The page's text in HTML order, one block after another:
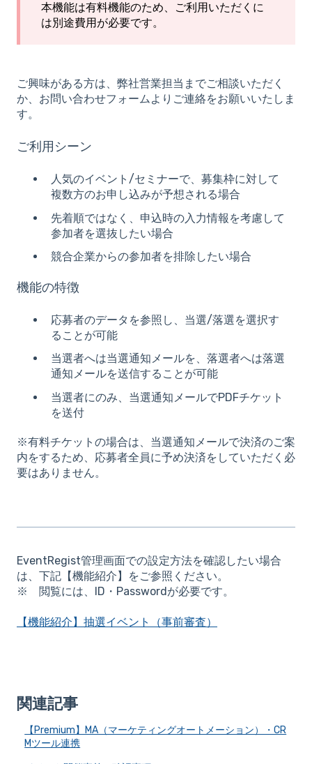
本機能は有料機能のため、ご利用いただくに
は別途費用が必要です。
ご興味がある方は、弊社営業担当までご相談いただく
か、お問い合わせフォームよりご連絡をお願いいたしま
す。
ご利用シーン
人気のイベント/セミナーで、募集枠に対して
複数方のお申し込みが予想される場合
先着順ではなく、申込時の入力情報を考慮して
参加者を選抜したい場合
競合企業からの参加者を排除したい場合
機能の特徴
応募者のデータを参照し、当選/落選を選択す
ることが可能
当選者へは当選通知メールを、落選者へは落選
通知メールを送信することが可能
当選者にのみ、当選通知メールでPDFチケット
を送付
※有料チケットの場合は、当選通知メールで決済のご案
内をするため、応募者全員に予め決済をしていただく必
要はありません。
EventRegist管理画面での設定方法を確認したい場合
は、下記【機能紹介】をご参照ください。
※ 閲覧には、ID・Passwordが必要です。
【機能紹介】抽選イベント（事前審査）
関連記事
【Premium】MA（マーケティングオートメーション）・CR
Mツール連携